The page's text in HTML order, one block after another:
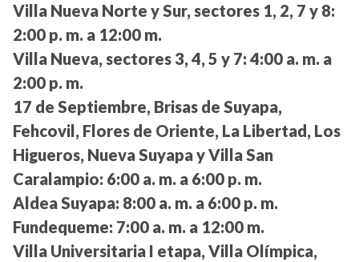
Villa Nueva Norte y Sur, sectores 1, 2, 7 y 8:
2:00 p. m. a 12:00 m.
Villa Nueva, sectores 3, 4, 5 y 7: 4:00 a. m. a
2:00 p. m.
17 de Septiembre, Brisas de Suyapa,
Fehcovil, Flores de Oriente, La Libertad, Los
Higueros, Nueva Suyapa y Villa San
Caralampio: 6:00 a. m. a 6:00 p. m.
Aldea Suyapa: 8:00 a. m. a 6:00 p. m.
Fundequeme: 7:00 a. m. a 12:00 m.
Villa Universitaria I etapa, Villa Olímpica,